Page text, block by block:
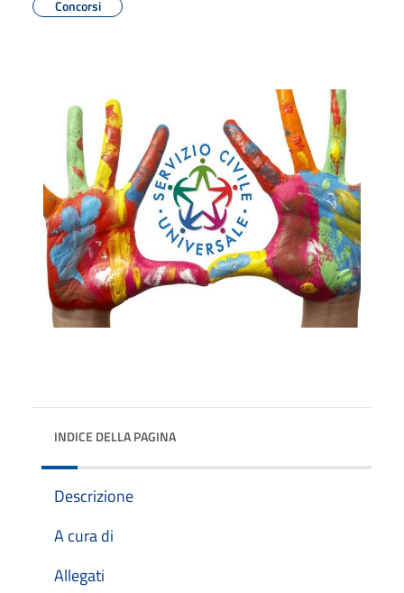
Concorsi
INDICE DELLA PAGINA
Descrizione
A cura di
Allegati